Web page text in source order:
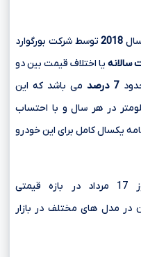
2018 توسط شرکت بورگوارد
سالانه یا اختلاف قیمت بین دو
7 درصد
می باشد که این
در هر سال و با احتساب
یکسال کامل برای این خودرو
خودرو بورگوارد BX7 آلتیمیت امروز 17 مرداد در بازه قیمتی
تا 5,310,000,000 تومانءءء در مدل های مختلف در بازار